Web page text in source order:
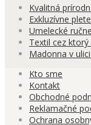
Kvalitná
Exkluzívne
Umelecké
Textil cez ktorý
Madonna v
Kto sme
Kontakt
Obchodné
Reklamačné
Ochrana